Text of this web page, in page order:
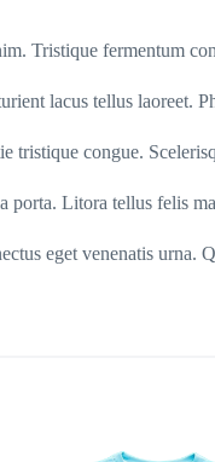
Tristique fermentum
lacus tellus laoreet.
tristique congue.
porta. Litora tellus felis
eget venenatis